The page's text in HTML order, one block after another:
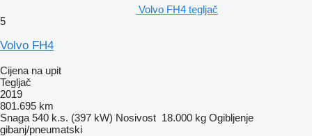
Volvo FH4 tegljač
5
Volvo FH4
Cijena na upit
Tegljač
2019
801.695 km
Snaga 540 k.s. (397 kW) Nosivost 18.000 kg Ogibljenje
gibanj/pneumatski